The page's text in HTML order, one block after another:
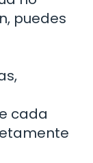
puedes
cada